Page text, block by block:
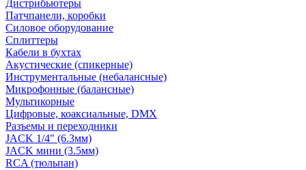
Дистрибьютеры
Патчпанели, коробки
Силовое оборудование
Сплиттеры
Кабели в бухтах
Акустические (спикерные)
Инструментальные (небалансные)
Микрофонные (балансные)
Мультикорные
Цифровые, коаксиальные, DMX
Разъемы и переходники
JACK 1/4" (6.3мм)
JACK мини (3.5мм)
RCA (тюльпан)